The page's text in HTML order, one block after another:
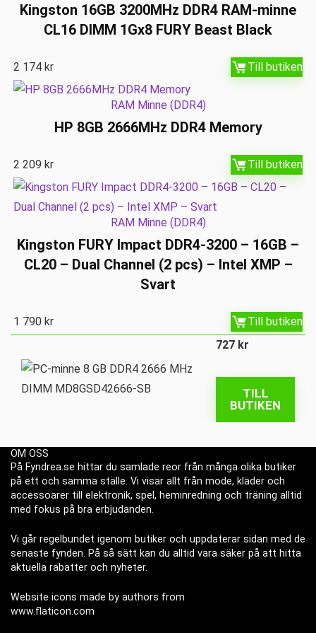
Kingston 16GB 3200MHz DDR4 RAM-minne
CL16 DIMM 1Gx8 FURY Beast Black
2 174kr Till butiken
RAM Minne (DDR4)
HP 8GB 2666MHz DDR4 Memory
2 209kr Till butiken
RAM Minne (DDR4)
Kingston FURY Impact DDR4-3200 – 16GB –
CL20 – Dual Channel (2 pcs) – Intel XMP –
Svart
1 790kr
Till butiken
727 kr
TILL
BUTIKEN
OM OSS
På Fyndrea.se hittar du samlade reor från många olika butiker
på ett och samma ställe. Vi visar allt från mode, kläder och
accessoarer till elektronik, spel, heminredning och träning alltid
med fokus på bra erbjudanden.
Vi går regelbundet igenom butiker och uppdaterar sidan med de
senaste fynden. På så sätt kan du alltid vara säker på att hitta
aktuella rabatter och nyheter.
Website icons made by authors from
www.flaticon.com